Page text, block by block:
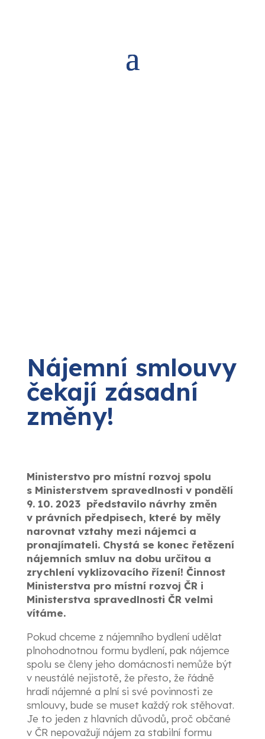
Nájemní smlouvy
čekají zásadní
změny!
Ministerstvo pro místní rozvoj spolu
s Ministerstvem spravedlnosti v pondělí
9. 10. 2023 představilo návrhy změn
v právních předpisech, které by měly
narovnat vztahy mezi nájemci a
pronajímateli. Chystá se konec řetězení
nájemních smluv na dobu určitou a
zrychlení vyklizovacího řízení! Činnost
Ministerstva pro místní rozvoj ČR i
Ministerstva spravedlnosti ČR velmi
vítáme.
Pokud chceme z nájemního bydlení udělat
plnohodnotnou formu bydlení, pak nájemce
spolu se členy jeho domácnosti nemůže být
v neustálé nejistotě, že přesto, že řádně
hradí nájemné a plní si své povinnosti ze
smlouvy, bude se muset každý rok stěhovat.
Je to jeden z hlavních důvodů, proč občané
v ČR nepovažují nájem za stabilní formu